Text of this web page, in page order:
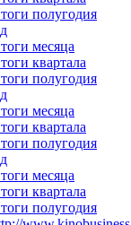
полугодия
месяца
квартала
полугодия
месяца
квартала
полугодия
месяца
квартала
полугодия